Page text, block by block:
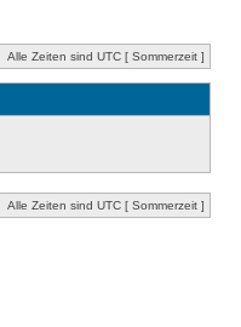
Alle Zeiten sind UTC [ Sommerzeit ]
Alle Zeiten sind UTC [ Sommerzeit ]